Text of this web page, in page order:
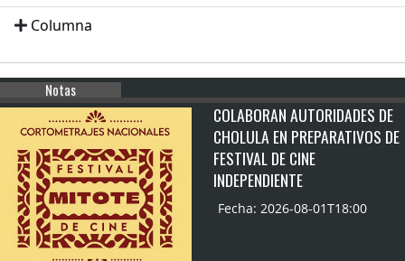
Columna
Notas
COLABORAN AUTORIDADES DE
CHOLULA EN PREPARATIVOS DE
FESTIVAL DE CINE
INDEPENDIENTE
Fecha: 2026-08-01T18:00